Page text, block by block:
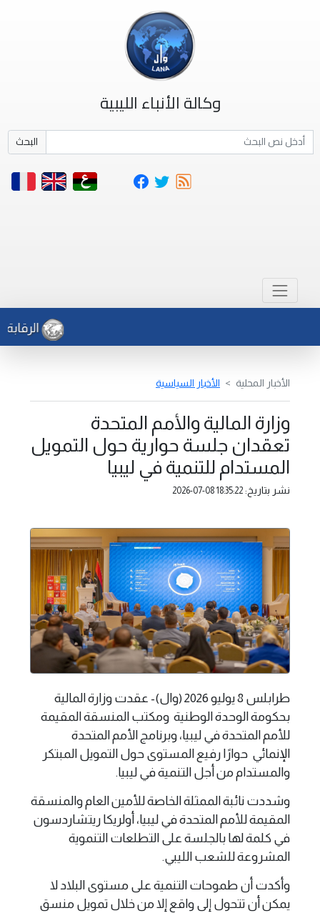
وكالة الأنباء الليبية
البحث
الرقابة
الأخبار المحلية الأخبار السياسية
وزارة المالية والأمم المتحدة
تعقدان جلسة حوارية حول التمويل
المستدام للتنمية في ليبيا
نشر بتاريخ: 2026-07-08 18:35:22
طرابلس 8 يوليو 2026 (وال)- عقدت وزارة المالية
بحكومة الوحدة الوطنية ومكتب المنسقة المقيمة
للأمم المتحدة في ليبيا، وبرنامج الأمم المتحدة
الإنمائي حوارًا رفيع المستوى حول التمويل المبتكر
والمستدام من أجل التنمية في ليبيا.
وشددت نائبة الممثلة الخاصة للأمين العام والمنسقة
المقيمة للأمم المتحدة في ليبيا، أولريكا ريتشاردسون
في كلمة لها بالجلسة على التطلعات التنموية
المشروعة للشعب الليبي.
وأكدت أن طموحات التنمية على مستوى البلاد لا
يمكن أن تتحول إلى واقع إلا من خلال تمويل منسق